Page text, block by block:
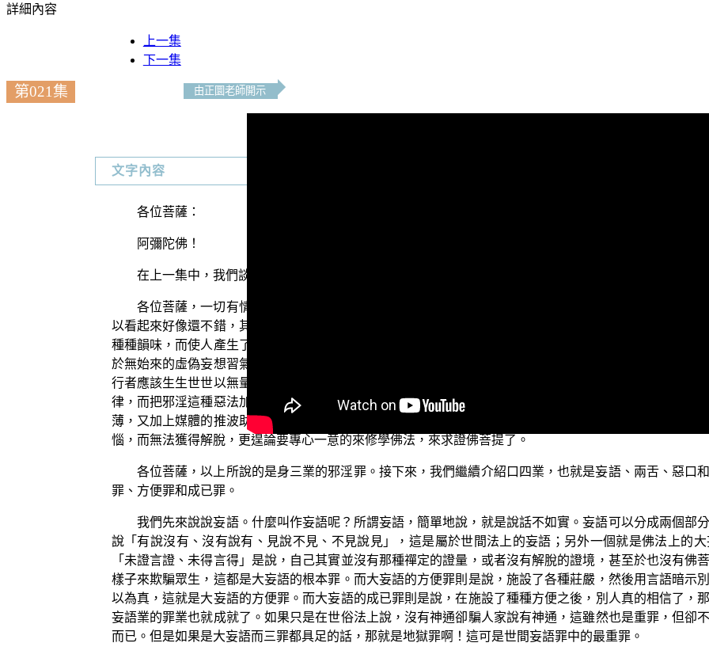
詳細內容
上一集
下一集
第021集 由正圜老師開示
文字內容
各位菩薩：
阿彌陀佛！
在上一集中，我們談到淫欲的一些現象，也知道淫欲所產生的許多過患。今天我們就來和大家一起來
各位菩薩，一切有情眾生的色身，其實都是地、水、火、風四大假合而有。身體裡面盡是膿血臭穢、
以看起來好像還不錯，其實是名符其實的「活動廁所」啊。我們之所以會對別人的身體表相產生貪著，往
種種韻味，而使人產生了邪思，乃至於產生了淫欲之心，進而造下了邪淫的罪業。如果就真實義來說，我
於無始來的虛偽妄想習氣所顯現，並沒有真實的外五塵可得，就好像一隻狗在啃著已經乾枯的骨頭一樣，
行者應該生生世世以無量的善法來利樂有情，來救護眾生，使眾生能夠離苦得樂，乃至可以度眾生進入正
律，而把邪淫這種惡法加在眾生身上，造成眾生欲求出離，卻反增繫縛呢？生活在這樣的一個時代裡頭，
薄，又加上媒體的推波助瀾，使得眾生非常容易違犯邪淫罪而無法自拔，導致因邪淫而產生妄語等惡業不
惱，而無法獲得解脫，更遑論要專心一意的來修學佛法，來求證佛菩提了。
各位菩薩，以上所說的是身三業的邪淫罪。接下來，我們繼續介紹口四業，也就是妄語、兩舌、惡口
罪、方便罪和成已罪。
我們先來說說妄語。什麼叫作妄語呢？所謂妄語，簡單地說，就是說話不如實。妄語可以分成兩個部
說「有說沒有、沒有說有、見說不見、不見說見」，這是屬於世間法上的妄語；另外一個就是佛法上的
「未證言證、未得言得」是說，自己其實並沒有那種禪定的證量，或者沒有解脫的證境，甚至於也沒有佛
樣子來欺騙眾生，這都是大妄語的根本罪。而大妄語的方便罪則是說，施設了各種莊嚴，然後用言語暗示
以為真，這就是大妄語的方便罪。而大妄語的成已罪則是說，在施設了種種方便之後，別人真的相信了，
妄語業的罪業也就成就了。如果只是在世俗法上說，沒有神通卻騙人家說有神通，這雖然也是重罪，但卻
而已。但是如果是大妄語而三罪都具足的話，那就是地獄罪啊！這可是世間妄語罪中的最重罪。